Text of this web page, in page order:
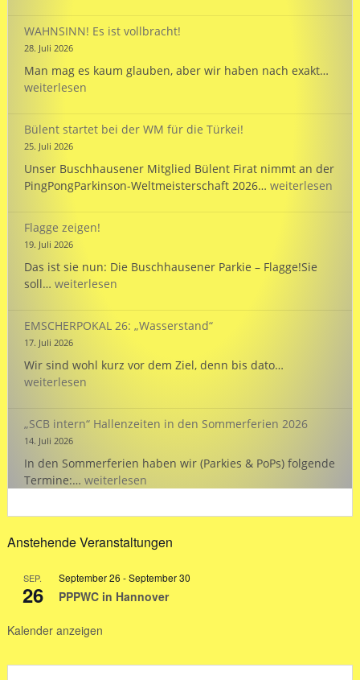
WAHNSINN! Es ist vollbracht!
28. Juli 2026
Man mag es kaum glauben, aber wir haben nach exakt…
weiterlesen
Bülent startet bei der WM für die Türkei!
25. Juli 2026
Unser Buschhausener Mitglied Bülent Firat nimmt an der
PingPongParkinson-Weltmeisterschaft 2026… Bülent
für
weiterlesen
Flagge zeigen!
19. Juli 2026
Das ist sie nun: Die Buschhausener Parkie – Flagge!Sie
soll… Flagge
weiterlesen
EMSCHERPOKAL 26: „Wasserstand“
17. Juli 2026
Wir sind wohl kurz vor dem Ziel, denn bis dato…
weiterlesen
„SCB intern“ Hallenzeiten in den Sommerferien 2026
14. Juli 2026
In den Sommerferien haben wir (Parkies & PoPs) folgende
Termine:… „SCB
Hallenzeiten
den
2026
weiterlesen
Anstehende Veranstaltungen
SEP.
26
September 26 -September 30
PPPWC in Hannover
Kalender anzeigen